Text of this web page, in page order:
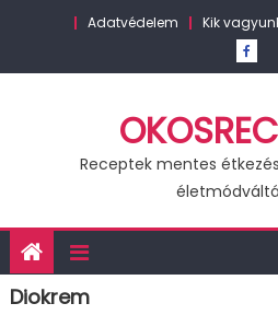
Adatvédelem Kik
Receptek mentes
Diokrem